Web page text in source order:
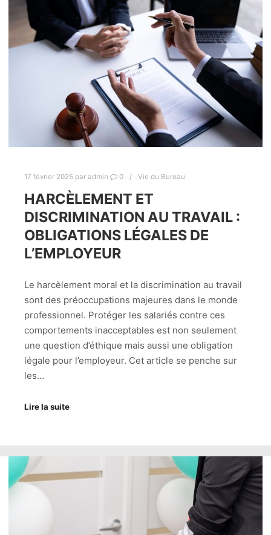
17 février 2025 par admin 0 Vie du Bureau
HARCÈLEMENT ET
DISCRIMINATION AU TRAVAIL :
OBLIGATIONS LÉGALES DE
L’EMPLOYEUR
Le harcèlement moral et la discrimination au travail
sont des préoccupations majeures dans le monde
professionnel. Protéger les salariés contre ces
comportements inacceptables est non seulement
une question d’éthique mais aussi une obligation
légale pour l’employeur. Cet article se penche sur
les…
Lire la suite